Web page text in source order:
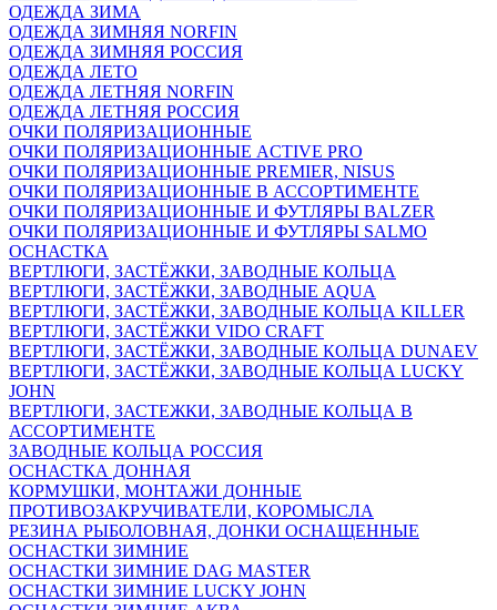
ОДЕЖДА ЗИМА
ОДЕЖДА ЗИМНЯЯ NORFIN
ОДЕЖДА ЗИМНЯЯ РОССИЯ
ОДЕЖДА ЛЕТО
ОДЕЖДА ЛЕТНЯЯ NORFIN
ОДЕЖДА ЛЕТНЯЯ РОССИЯ
ОЧКИ ПОЛЯРИЗАЦИОННЫЕ
ОЧКИ ПОЛЯРИЗАЦИОННЫЕ ACTIVE PRO
ОЧКИ ПОЛЯРИЗАЦИОННЫЕ PREMIER, NISUS
ОЧКИ ПОЛЯРИЗАЦИОННЫЕ В АССОРТИМЕНТЕ
ОЧКИ ПОЛЯРИЗАЦИОННЫЕ И ФУТЛЯРЫ BALZER
ОЧКИ ПОЛЯРИЗАЦИОННЫЕ И ФУТЛЯРЫ SALMO
ОСНАСТКА
ВЕРТЛЮГИ, ЗАСТЁЖКИ, ЗАВОДНЫЕ КОЛЬЦА
ВЕРТЛЮГИ, ЗАСТЁЖКИ, ЗАВОДНЫЕ AQUA
ВЕРТЛЮГИ, ЗАСТЁЖКИ, ЗАВОДНЫЕ КОЛЬЦА KILLER
ВЕРТЛЮГИ, ЗАСТЁЖКИ VIDO CRAFT
ВЕРТЛЮГИ, ЗАСТЁЖКИ, ЗАВОДНЫЕ КОЛЬЦА DUNAEV
ВЕРТЛЮГИ, ЗАСТЁЖКИ, ЗАВОДНЫЕ КОЛЬЦА LUCKY
JOHN
ВЕРТЛЮГИ, ЗАСТЕЖКИ, ЗАВОДНЫЕ КОЛЬЦА В
АССОРТИМЕНТЕ
ЗАВОДНЫЕ КОЛЬЦА РОССИЯ
ОСНАСТКА ДОННАЯ
КОРМУШКИ, МОНТАЖИ ДОННЫЕ
ПРОТИВОЗАКРУЧИВАТЕЛИ, КОРОМЫСЛА
РЕЗИНА РЫБОЛОВНАЯ, ДОНКИ ОСНАЩЕННЫЕ
ОСНАСТКИ ЗИМНИЕ
ОСНАСТКИ ЗИМНИЕ DAG MASTER
ОСНАСТКИ ЗИМНИЕ LUCKY JOHN